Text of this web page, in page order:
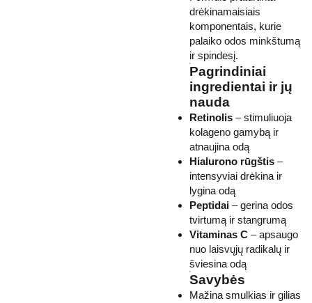
drėkinamaisiais
komponentais, kurie
palaiko odos minkštumą
ir spindesį.
Pagrindiniai
ingredientai ir jų
nauda
Retinolis – stimuliuoja
kolageno gamybą ir
atnaujina odą
Hialurono rūgštis –
intensyviai drėkina ir
lygina odą
Peptidai – gerina odos
tvirtumą ir stangrumą
Vitaminas C – apsaugo
nuo laisvųjų radikalų ir
šviesina odą
Savybės
Mažina smulkias ir gilias